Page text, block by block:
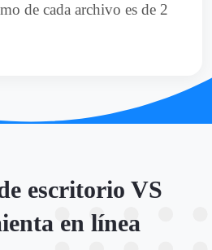
de cada archivo es de 2
escritorio VS
en línea